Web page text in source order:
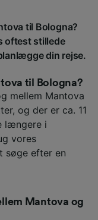
til Bologna?
oftest stillede
din rejse.
til Bologna?
mellem Mantova
og der er ca. 11
længere i
vores
søge efter en
Mantova og